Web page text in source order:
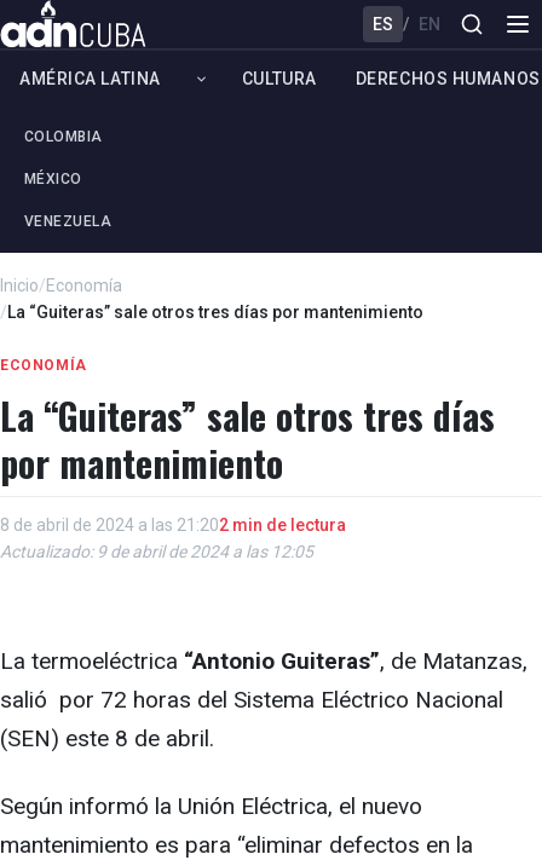
ES / EN
AMÉRICA LATINA
COLOMBIA
MÉXICO
VENEZUELA
CULTURA DERECHOS HUMANOS
Inicio/Economía
/La “Guiteras” sale otros tres días por mantenimiento
ECONOMÍA
La “Guiteras” sale otros tres días
por mantenimiento
8 de abril de 2024 a las 21:202 min de lectura
Actualizado: 9 de abril de 2024 a las 12:05
La termoeléctrica “Antonio Guiteras”, de Matanzas,
salió por 72 horas del Sistema Eléctrico Nacional
(SEN) este 8 de abril.
Según informó la Unión Eléctrica, el nuevo
mantenimiento es para “eliminar defectos en la